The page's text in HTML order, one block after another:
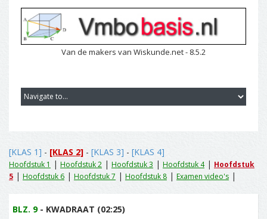
Van de makers van Wiskunde.net - 8.5.2
[KLAS 1] - [KLAS 2] - [KLAS 3] - [KLAS 4]
Hoofdstuk 1 | Hoofdstuk 2 | Hoofdstuk 3 | Hoofdstuk 4| Hoofdstuk
5 | Hoofdstuk 6 | Hoofdstuk 7 | Hoofdstuk 8 | Examen video's |
BLZ. 9- KWADRAAT (02:25)